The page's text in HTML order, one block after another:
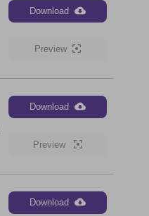
Download
Preview
Download
Preview
Download